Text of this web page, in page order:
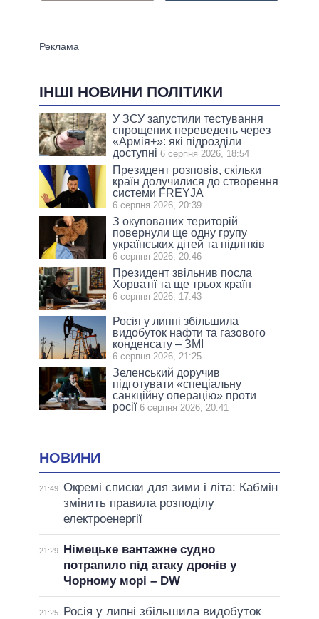
ІНШІ НОВИНИ ПОЛІТИКИ
У ЗСУ запустили тестування
спрощених переведень через
«Армія+»: які підрозділи
доступні 6 серпня 2026, 18:54
Президент розповів, скільки
країн долучилися до створення
системи FREYJA
6 серпня 2026, 20:39
З окупованих територій
повернули ще одну групу
українських дітей та підлітків
6 серпня 2026, 20:46
Президент звільнив посла
Хорватії та ще трьох країн
6 серпня 2026, 17:43
Росія у липні збільшила
видобуток нафти та газового
конденсату – ЗМІ
6 серпня 2026, 21:25
Зеленський доручив
підготувати «спеціальну
санкційну операцію» проти
росії 6 серпня 2026, 20:41
НОВИНИ
21:49 Окремі списки для зими і літа: Кабмін
змінить правила розподілу
електроенергії
21:29
Німецьке вантажне судно
потрапило під атаку дронів у
Чорному морі – DW
21:25
Росія у липні збільшила видобуток